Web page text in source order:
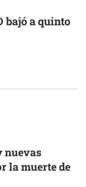
bajó a quinto
nuevas
la muerte de